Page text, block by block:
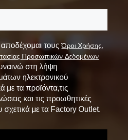
τουςΌροι Χρήσης,
Προσωπικών Δεδομένων
στη λήψη
ηλεκτρονικού
με τα προϊόντα,τις
και τις προωθητικές
σχετικά με τα Factory Outlet.